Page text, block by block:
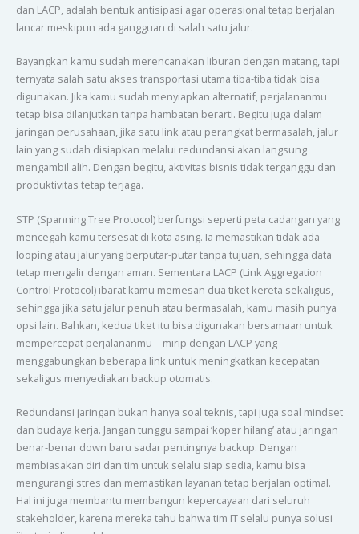
dan LACP, adalah bentuk antisipasi agar operasional tetap berjalan
lancar meskipun ada gangguan di salah satu jalur.
Bayangkan kamu sudah merencanakan liburan dengan matang, tapi
ternyata salah satu akses transportasi utama tiba-tiba tidak bisa
digunakan. Jika kamu sudah menyiapkan alternatif, perjalananmu
tetap bisa dilanjutkan tanpa hambatan berarti. Begitu juga dalam
jaringan perusahaan, jika satu link atau perangkat bermasalah, jalur
lain yang sudah disiapkan melalui redundansi akan langsung
mengambil alih. Dengan begitu, aktivitas bisnis tidak terganggu dan
produktivitas tetap terjaga.
STP (Spanning Tree Protocol) berfungsi seperti peta cadangan yang
mencegah kamu tersesat di kota asing. Ia memastikan tidak ada
looping atau jalur yang berputar-putar tanpa tujuan, sehingga data
tetap mengalir dengan aman. Sementara LACP (Link Aggregation
Control Protocol) ibarat kamu memesan dua tiket kereta sekaligus,
sehingga jika satu jalur penuh atau bermasalah, kamu masih punya
opsi lain. Bahkan, kedua tiket itu bisa digunakan bersamaan untuk
mempercepat perjalananmu—mirip dengan LACP yang
menggabungkan beberapa link untuk meningkatkan kecepatan
sekaligus menyediakan backup otomatis.
Redundansi jaringan bukan hanya soal teknis, tapi juga soal mindset
dan budaya kerja. Jangan tunggu sampai ‘koper hilang’ atau jaringan
benar-benar down baru sadar pentingnya backup. Dengan
membiasakan diri dan tim untuk selalu siap sedia, kamu bisa
mengurangi stres dan memastikan layanan tetap berjalan optimal.
Hal ini juga membantu membangun kepercayaan dari seluruh
stakeholder, karena mereka tahu bahwa tim IT selalu punya solusi